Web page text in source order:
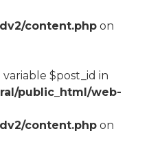
content.phpon
$post_id in
public_html/web-
content.phpon